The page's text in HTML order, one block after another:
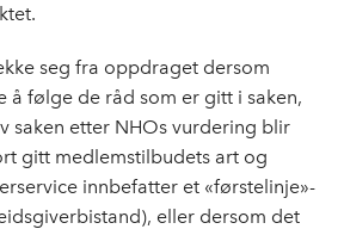
seg fra oppdraget dersom
å følge de råd som er gitt i saken,
saken etter NHOs vurdering blir
gitt medlemstilbudets art og
innbefatter et «førstelinje»-
), eller dersom det